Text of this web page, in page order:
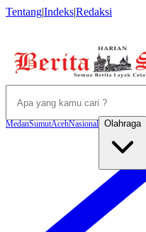
Tentang|Indeks|Redaksi
MedanSumutAcehNasional Olahraga